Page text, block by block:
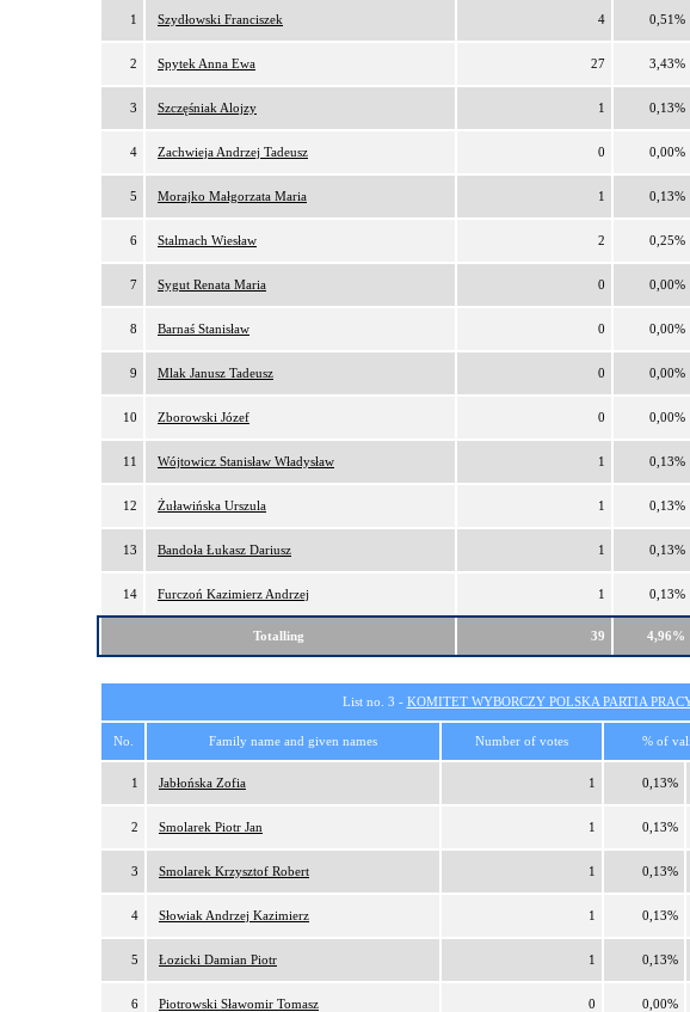
1 Szydłowski Franciszek 4 0,51%
2 Spytek Anna Ewa 27 3,43%
3 Szczęśniak Alojzy 1 0,13%
4 Zachwieja Andrzej Tadeusz 0 0,00%
5 Morajko Małgorzata Maria 1 0,13%
6 Stalmach Wiesław 2 0,25%
7 Sygut Renata Maria 0 0,00%
8 Barnaś Stanisław 0 0,00%
9 Mlak Janusz Tadeusz 0 0,00%
10 Zborowski Józef 0 0,00%
11 Wójtowicz Stanisław Władysław 1 0,13%
12 Żuławińska Urszula 1 0,13%
13 Bandoła Łukasz Dariusz 1 0,13%
14 Furczoń Kazimierz Andrzej 1 0,13%
Totalling 39 4,96%
List no. 3 - KOMITET WYBORCZY POLSKA PARTIA
No. Family name and given names Number of votes % of
1 Jabłońska Zofia 1 0,13%
2 Smolarek Piotr Jan 1 0,13%
3 Smolarek Krzysztof Robert 1 0,13%
4 Słowiak Andrzej Kazimierz 1 0,13%
5 Łozicki Damian Piotr 1 0,13%
6 Piotrowski Sławomir Tomasz 0 0,00%